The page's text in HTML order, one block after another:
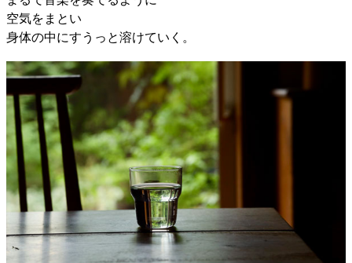
空気をまとい
身体の中にすうっと溶けていく。